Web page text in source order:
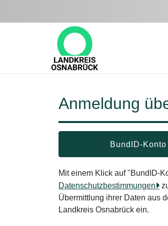
Anmeldung
BundID-
Mit einem Klick auf "BundID-
Datenschutzbestimmungen
Übermittlung ihrer Daten aus
Landkreis Osnabrück ein.